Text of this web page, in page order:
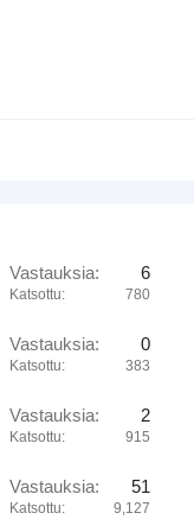
Vastauksia 6
Katsottu 780
Vastauksia 0
Katsottu 383
Vastauksia 2
Katsottu 915
Vastauksia 51
Katsottu 9,127